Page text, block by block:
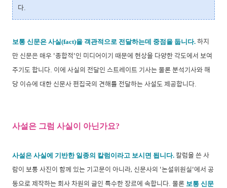
다.
보통 신문은 사실(fact)을 객관적으로 전달하는데 중점을 둡니다. 하지
만 신문은 매우 '종합적'인 미디어이기 때문에 현상을 다양한 각도에서 보여
주기도 합니다. 이에 사실의 전달인 스트레이트 기사는 물론 분석기사와 해
당 이슈에 대한 신문사 편집국의 견해를 전달하는 사설도 제공합니다.
사설은 그럼 사실이 아닌가요?
사설은 사실에 기반한 일종의 칼럼이라고 보시면 됩니다. 칼럼을 쓴 사
람이 보통 사진이 함께 있는 기고문이 아니라, 신문사의 '논설위원실'에서 공
동으로 제작하는 회사 차원의 글인 특수한 장르에 속합니다. 물론 보통 신문